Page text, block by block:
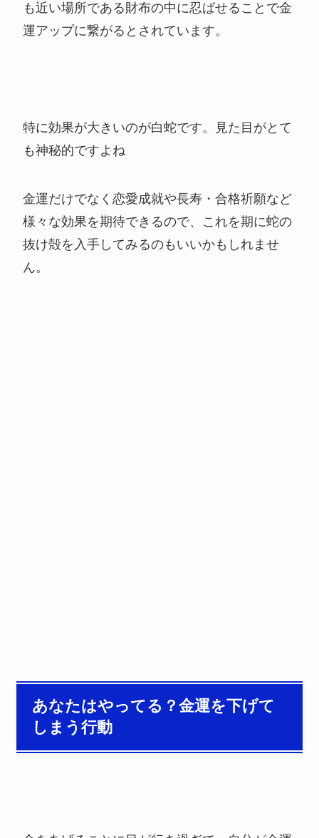
も近い場所である財布の中に忍ばせることで金
運アップに繋がるとされています。
特に効果が大きいのが白蛇です。見た目がとて
も神秘的ですよね
金運だけでなく恋愛成就や長寿・合格祈願など
様々な効果を期待できるので、これを期に蛇の
抜け殻を入手してみるのもいいかもしれませ
ん。
あなたはやってる？金運を下げて
しまう行動